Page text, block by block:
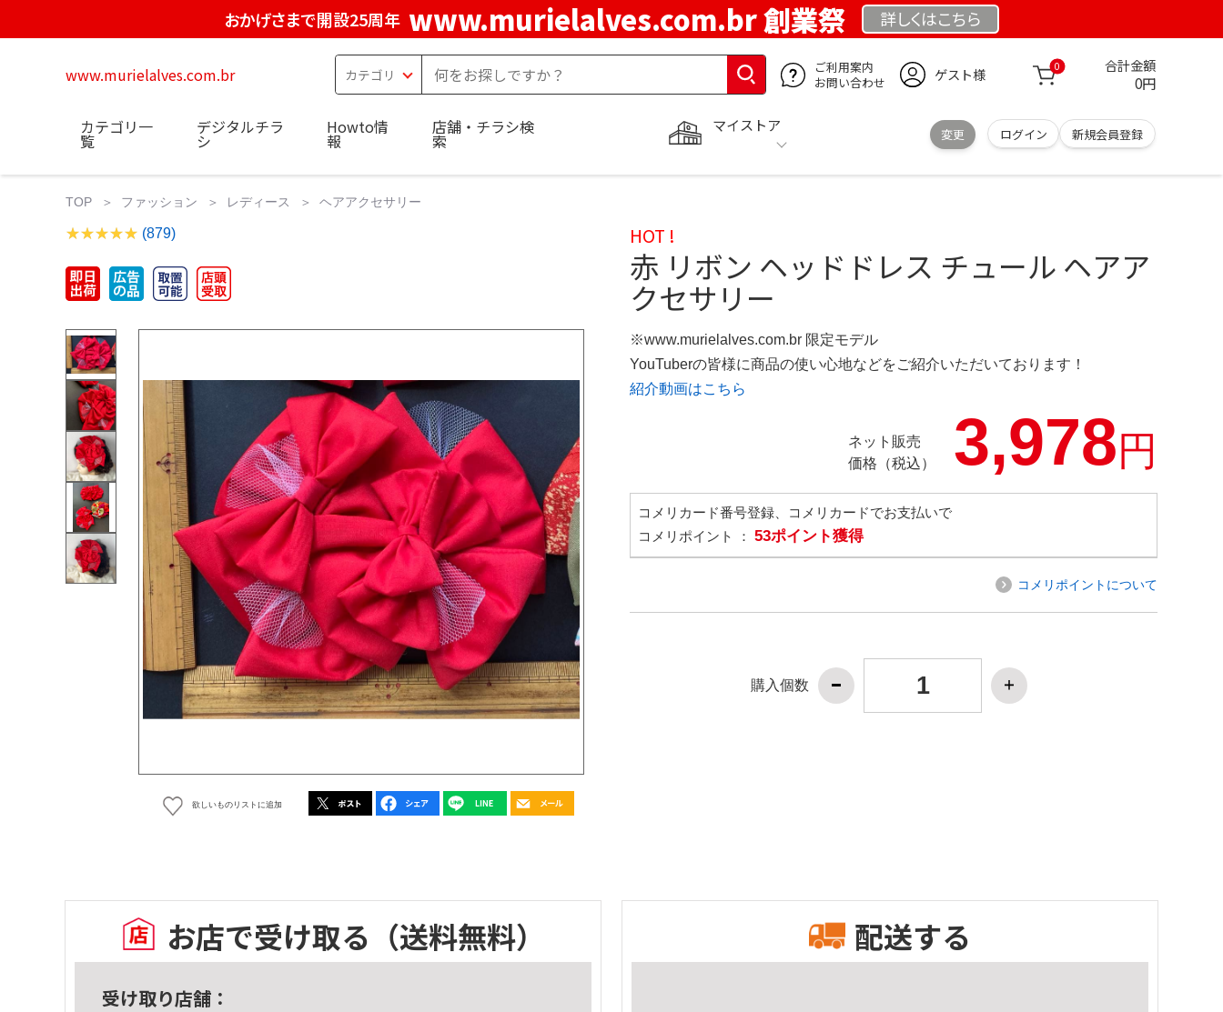
おかげさまで開設25周年 www.murielalves.com.br 創業祭 詳しくはこちら
www.murielalves.com.br
ご利用案内
お問い合わせ
ゲスト様 0 合計金額
0円
マイストア
変更 ログイン 新規会員登録
カテゴリ一
覧
デジタルチラ
シ
Howto情
報
店舗・チラシ検
索
TOP ファッション レディース ヘアアクセサリー
(879)
欲しいものリストに追加
HOT !
赤 リボン ヘッドドレス チュール ヘアア
クセサリー
※www.murielalves.com.br 限定モデル
YouTuberの皆様に商品の使い心地などをご紹介いただいております！
紹介動画はこちら
ネット販売
価格（税込）
3,978円
コメリカード番号登録、コメリカードでお支払いで
コメリポイント ： 53ポイント獲得
コメリポイントについて
購入個数
お店で受け取る （送料無料）
受け取り店舗：
配送する